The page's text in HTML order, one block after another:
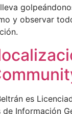
y observar
es
de Información